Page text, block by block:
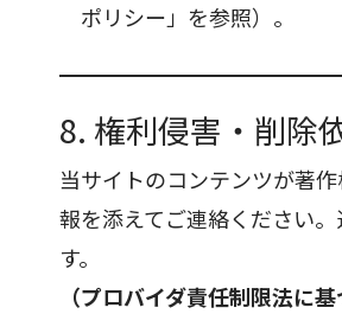
ポリシー」を参照）。
8. 権利侵害・削除
当サイトのコンテンツが著
報を添えてご連絡ください
す。
（プロバイダ責任制限法に